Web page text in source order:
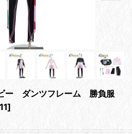
ビー ダンツフレーム 勝負服
]